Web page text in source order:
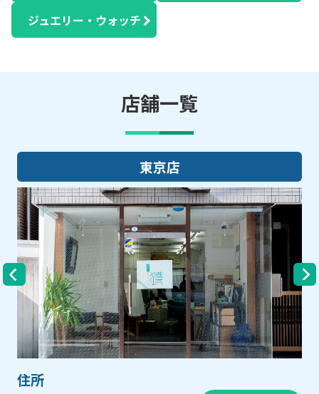
ジュエリー・ウォッチ
店舗一覧
大阪店
住所